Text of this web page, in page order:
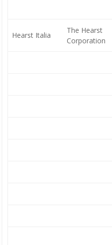
Hearst Italia
The Hearst
Corporation